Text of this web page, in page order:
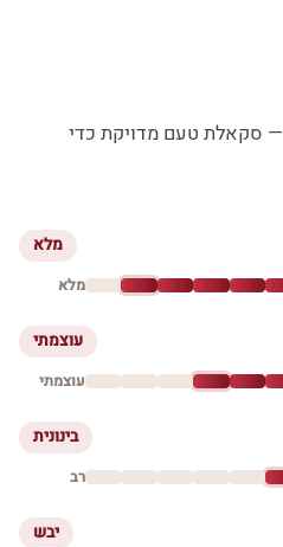
סקאלת טעם מדויקת כדי
מלא
מלא
עוצמתי
עוצמתי
בינונית
רב
יבש